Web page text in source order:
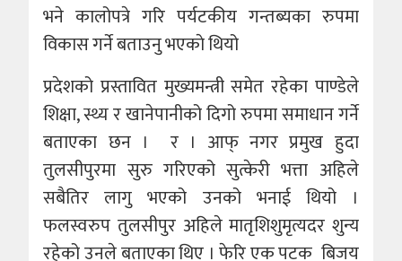
भने कालोपत्रे गरि पर्यटकीय गन्तब्यका रुपमा
विकास गर्ने बताउनु भएकाे थियो
प्रदेशको प्रस्तावित मुख्यमन्त्री समेत रहेका पाण्डेले
शिक्षा, स्थ्य र खानेपानीको दिगो रुपमा समाधान गर्ने
बताएका छन । र । आफ् नगर प्रमुख हुदा
तुलसीपुरमा सुरु गरिएको सुत्केरी भत्ता अहिले
सबैतिर लागु भएको उनको भनाई थियो ।
फलस्वरुप तुलसीपुर अहिले मातृशिशुमृत्यदर शुन्य
रहेको उनले बताएका थिए । फेरि एक पटक बिजय